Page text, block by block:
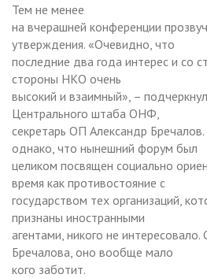
Тем не менее
на вчерашней конференции
утверждения. «Очевидно, что
последние два года интерес и со
стороны НКО очень
высокий и взаимный», –
Центрального штаба ОНФ,
секретарь ОП Александр Бречалов.
однако, что нынешний форум был
целиком посвящен социально
время как противостояние с
государством тех организаций,
признаны иностранными
агентами, никого не
Бречалова, оно вообще мало
кого заботит.